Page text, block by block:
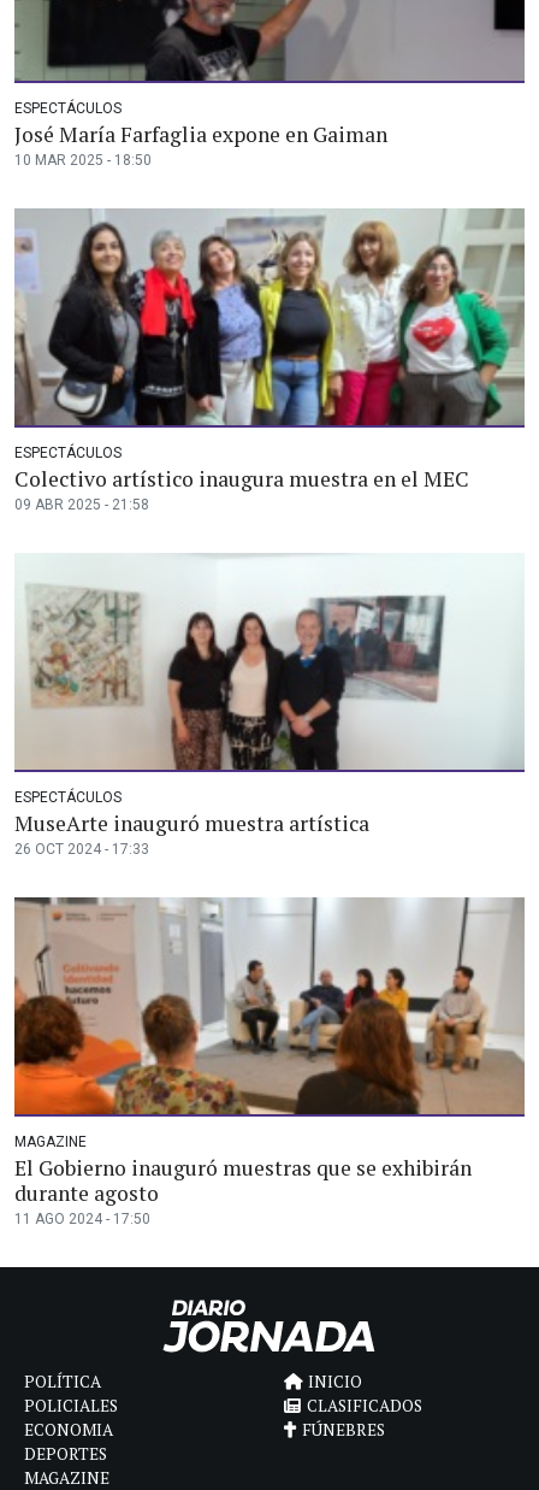
ESPECTÁCULOS
José María Farfaglia expone en Gaiman
10 MAR 2025 - 18:50
ESPECTÁCULOS
Colectivo artístico inaugura muestra en el MEC
09 ABR 2025 - 21:58
ESPECTÁCULOS
MuseArte inauguró muestra artística
26 OCT 2024 - 17:33
MAGAZINE
El Gobierno inauguró muestras que se exhibirán
durante agosto
11 AGO 2024 - 17:50
POLÍTICA
POLICIALES
ECONOMIA
DEPORTES
MAGAZINE
INICIO
CLASIFICADOS
FÚNEBRES